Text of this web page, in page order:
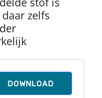
zelfs
DOWNLOAD